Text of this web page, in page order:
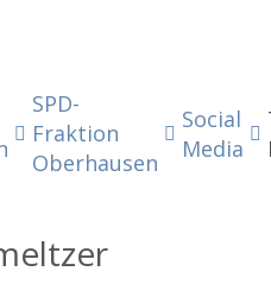
SPD-
Fraktion
Oberhausen
Social
Media